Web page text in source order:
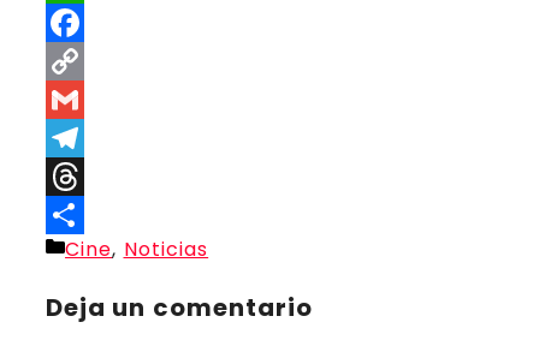
WhatsApp
Facebook
Copy
Link
Gmail
Telegram
Threads
Compartir
Categorías
Cine, Noticias
Deja un comentario